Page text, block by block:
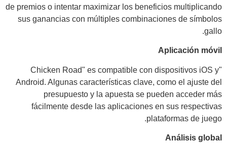
de premios o intentar maximizar los beneficios multiplicando
sus ganancias con múltiples combinaciones de símbolos
gallo.
Aplicación móvil
"Chicken Road" es compatible con dispositivos iOS y
Android. Algunas características clave, como el ajuste del
presupuesto y la apuesta se pueden acceder más
fácilmente desde las aplicaciones en sus respectivas
plataformas de juego.
Análisis global